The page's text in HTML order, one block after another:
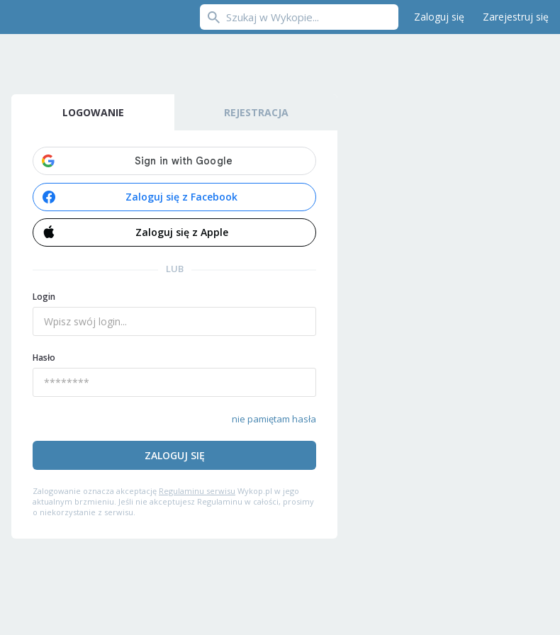
Zaloguj się Zarejestruj się
LOGOWANIE REJESTRACJA
Zaloguj się z Facebook
Zaloguj się z Apple
LUB
Login
Hasło
nie pamiętam hasła
ZALOGUJ SIĘ
Zalogowanie oznacza akceptację Regulaminu serwisu Wykop.pl w jego
aktualnym brzmieniu. Jeśli nie akceptujesz Regulaminu w całości, prosimy
o niekorzystanie z serwisu.